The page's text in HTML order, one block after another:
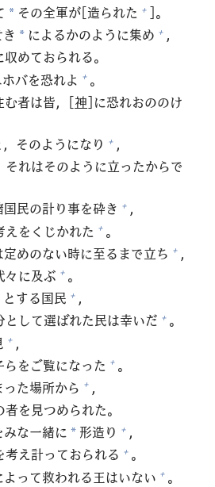
* その全軍が[造られた + ]。
* によるかのように集め + ，
収めておられる。
バを恐れよ + 。
む者は皆，[神]に恐れおののけ
そのようになり + ，
それはそのように立ったからで
国民の計り事を砕き + ，
えをくじかれた + 。
定めのない時に至るまで立ち + ，
々 に及ぶ + 。
とする国民 + ，
として選ばれた民は幸いだ + 。
+ ，
らをご覧になった + 。
った場所から + ，
者を 見つめられた。
みな一緒に * 形造り + ，
考え計っておられる + 。
って救われる王はいない + 。